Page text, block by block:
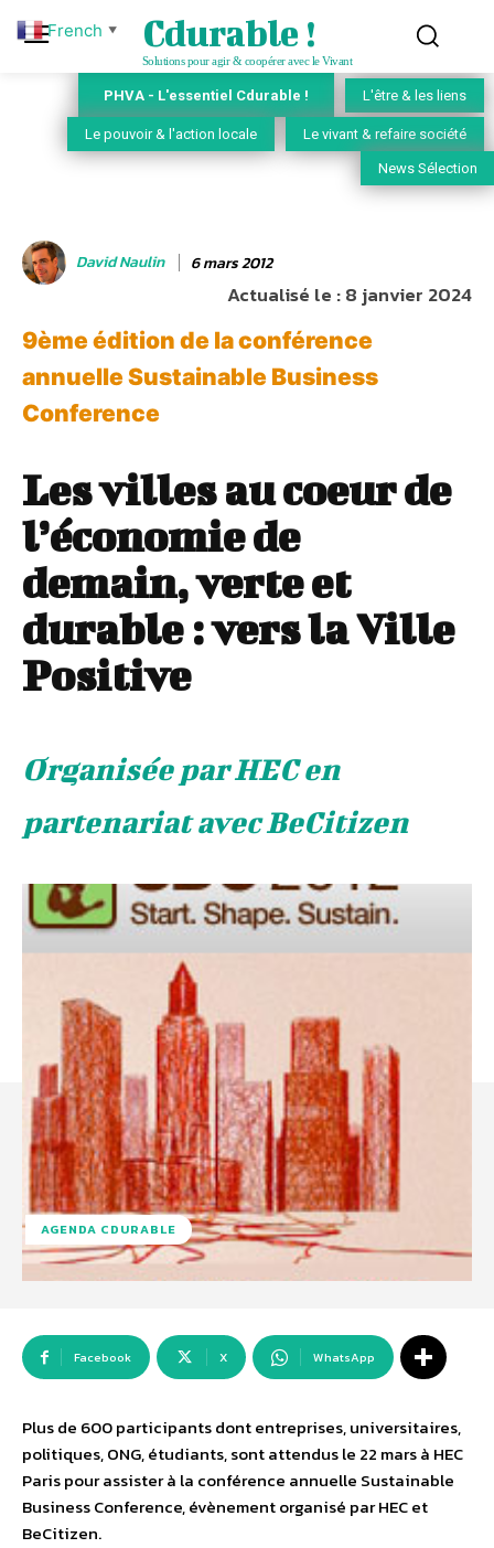
Cdurable !
Solutions pour agir & coopérer avec le Vivant
PHVA - L'essentiel Cdurable ! L'être & les liens
Le pouvoir & l'action locale Le vivant & refaire société
News Sélection
David Naulin 6 mars 2012
Actualisé le :8 janvier 2024
9ème édition de la conférence
annuelle Sustainable Business
Conference
Les villes au coeur de
l’économie de
demain, verte et
durable : vers la Ville
Positive
Organisée par HEC en
partenariat avec BeCitizen
AGENDA CDURABLE
Facebook X WhatsApp
Plus de 600 participants dont entreprises, universitaires,
politiques, ONG, étudiants, sont attendus le 22 mars à HEC
Paris pour assister à la conférence annuelle Sustainable
Business Conference, évènement organisé par HEC et
BeCitizen.
French ▼